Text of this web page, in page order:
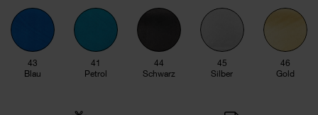
43
Blau
41
Petrol
44
Schwarz
45
Silber
46
Gold